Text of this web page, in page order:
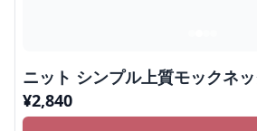
ニット シンプル上質モックネ
¥2,840